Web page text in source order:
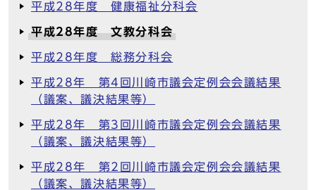
平成28年度 健康福祉分科会
平成28年度 文教分科会
平成28年度 総務分科会
平成28年 第4回川崎市議会定例会会議結果
（議案、議決結果等）
平成28年 第3回川崎市議会定例会会議結果
（議案、議決結果等）
平成28年 第2回川崎市議会定例会会議結果
（議案、議決結果等）